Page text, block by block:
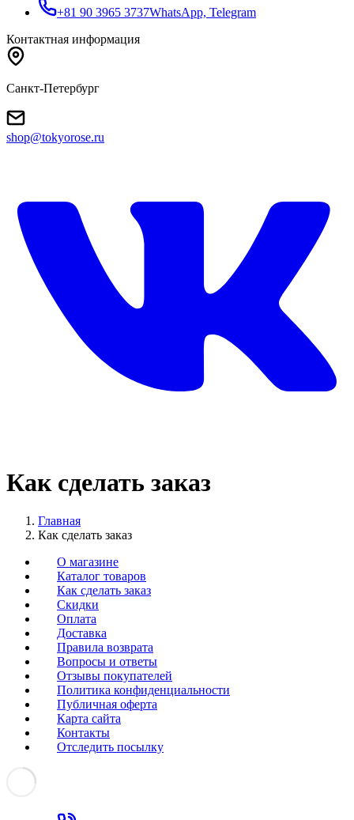
+81 90 3965 3737WhatsApp, Telegram
Контактная информация
Санкт-Петербург
shop@tokyorose.ru
Как сделать заказ
Главная
Как сделать заказ
О магазине
Каталог товаров
Как сделать заказ
Скидки
Оплата
Доставка
Правила возврата
Вопросы и ответы
Отзывы покупателей
Политика конфиденциальности
Публичная оферта
Карта сайта
Контакты
Отследить посылку